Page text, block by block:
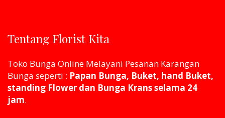
Tentang Florist Kita
Toko Bunga Online Melayani Pesanan Karangan
Bunga seperti : Papan Bunga, Buket, hand Buket,
standing Flower dan Bunga Krans selama 24
jam.